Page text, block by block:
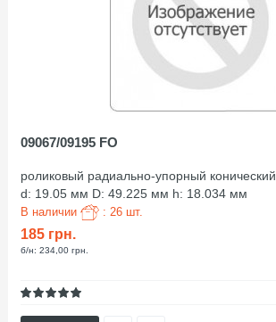
09067/09195 FO
роликовый радиально-упорный конический
d: 19.05 мм D: 49.225 мм h: 18.034 мм
В наличии : 26 шт.
185 грн.
б/н: 234,00 грн.